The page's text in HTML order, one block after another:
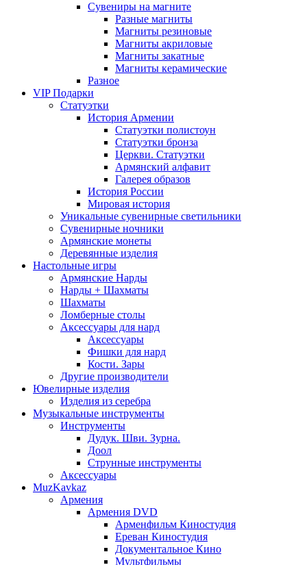
Сувениры на магните
Разные магниты
Магниты резиновые
Магниты акриловые
Магниты закатные
Магниты керамические
Разное
VIP Подарки
Статуэтки
История Армении
Статуэтки полистоун
Статуэтки бронза
Церкви. Статуэтки
Армянский алфавит
Галерея образов
История России
Мировая история
Уникальные сувенирные светильники
Сувенирные ночники
Армянские монеты
Деревянные изделия
Настольные игры
Армянские Нарды
Нарды + Шахматы
Шахматы
Ломберные столы
Аксессуары для нард
Аксессуары
Фишки для нард
Кости. Зары
Другие производители
Ювелирные изделия
Изделия из серебра
Музыкальные инструменты
Инструменты
Дудук. Шви. Зурна.
Доол
Струнные инструменты
Аксессуары
MuzKavkaz
Армения
Армения DVD
Арменфильм Киностудия
Ереван Киностудия
Документальное Кино
Мультфильмы